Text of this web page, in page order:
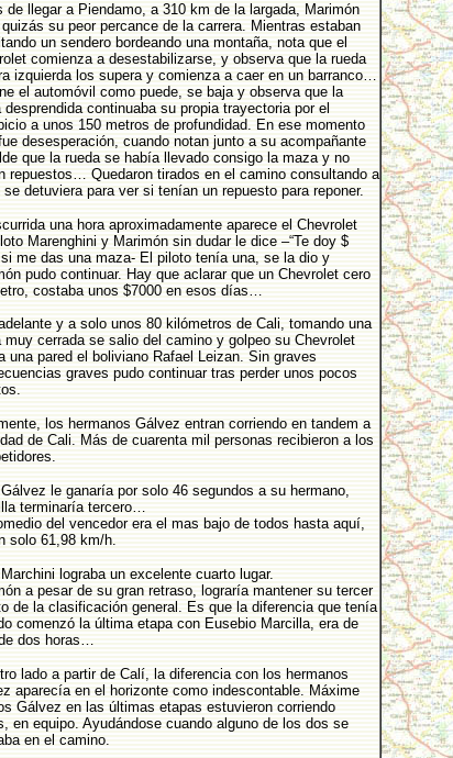
de llegar a Piendamo, a 310 km de la largada, Marimón
su peor percance de la carrera. Mientras estaban
un sendero bordeando una montaña, nota que el
comienza a desestabilizarse, y observa que la rueda
izquierda los supera y comienza a caer en un barranco…
el automóvil como puede, se baja y observa que la
desprendida continuaba su propia trayectoria por el
a unos 150 metros de profundidad. En ese momento
desesperación, cuando notan junto a su acompañante
que la rueda se había llevado consigo la maza y no
repuestos… Quedaron tirados en el camino consultando a
se detuviera para ver si tenían un repuesto para reponer.
una hora aproximadamente aparece el Chevrolet
Marenghini y Marimón sin dudar le dice –“Te doy $
me das una maza- El piloto tenía una, se la dio y
pudo continuar. Hay que aclarar que un Chevrolet cero
costaba unos $7000 en esos días…
y a solo unos 80 kilómetros de Cali, tomando una
muy cerrada se salio del camino y golpeo su Chevrolet
una pared el boliviano Rafael Leizan. Sin graves
graves pudo continuar tras perder unos pocos
los hermanos Gálvez entran corriendo en tandem a
de Cali. Más de cuarenta mil personas recibieron a los
le ganaría por solo 46 segundos a su hermano,
terminaría tercero…
del vencedor era el mas bajo de todos hasta aquí,
solo 61,98 km/h.
lograba un excelente cuarto lugar.
a pesar de su gran retraso, lograría mantener su tercer
de la clasificación general. Es que la diferencia que tenía
comenzó la última etapa con Eusebio Marcilla, era de
dos horas…
lado a partir de Calí, la diferencia con los hermanos
aparecía en el horizonte como indescontable. Máxime
Gálvez en las últimas etapas estuvieron corriendo
en equipo. Ayudándose cuando alguno de los dos se
en el camino.